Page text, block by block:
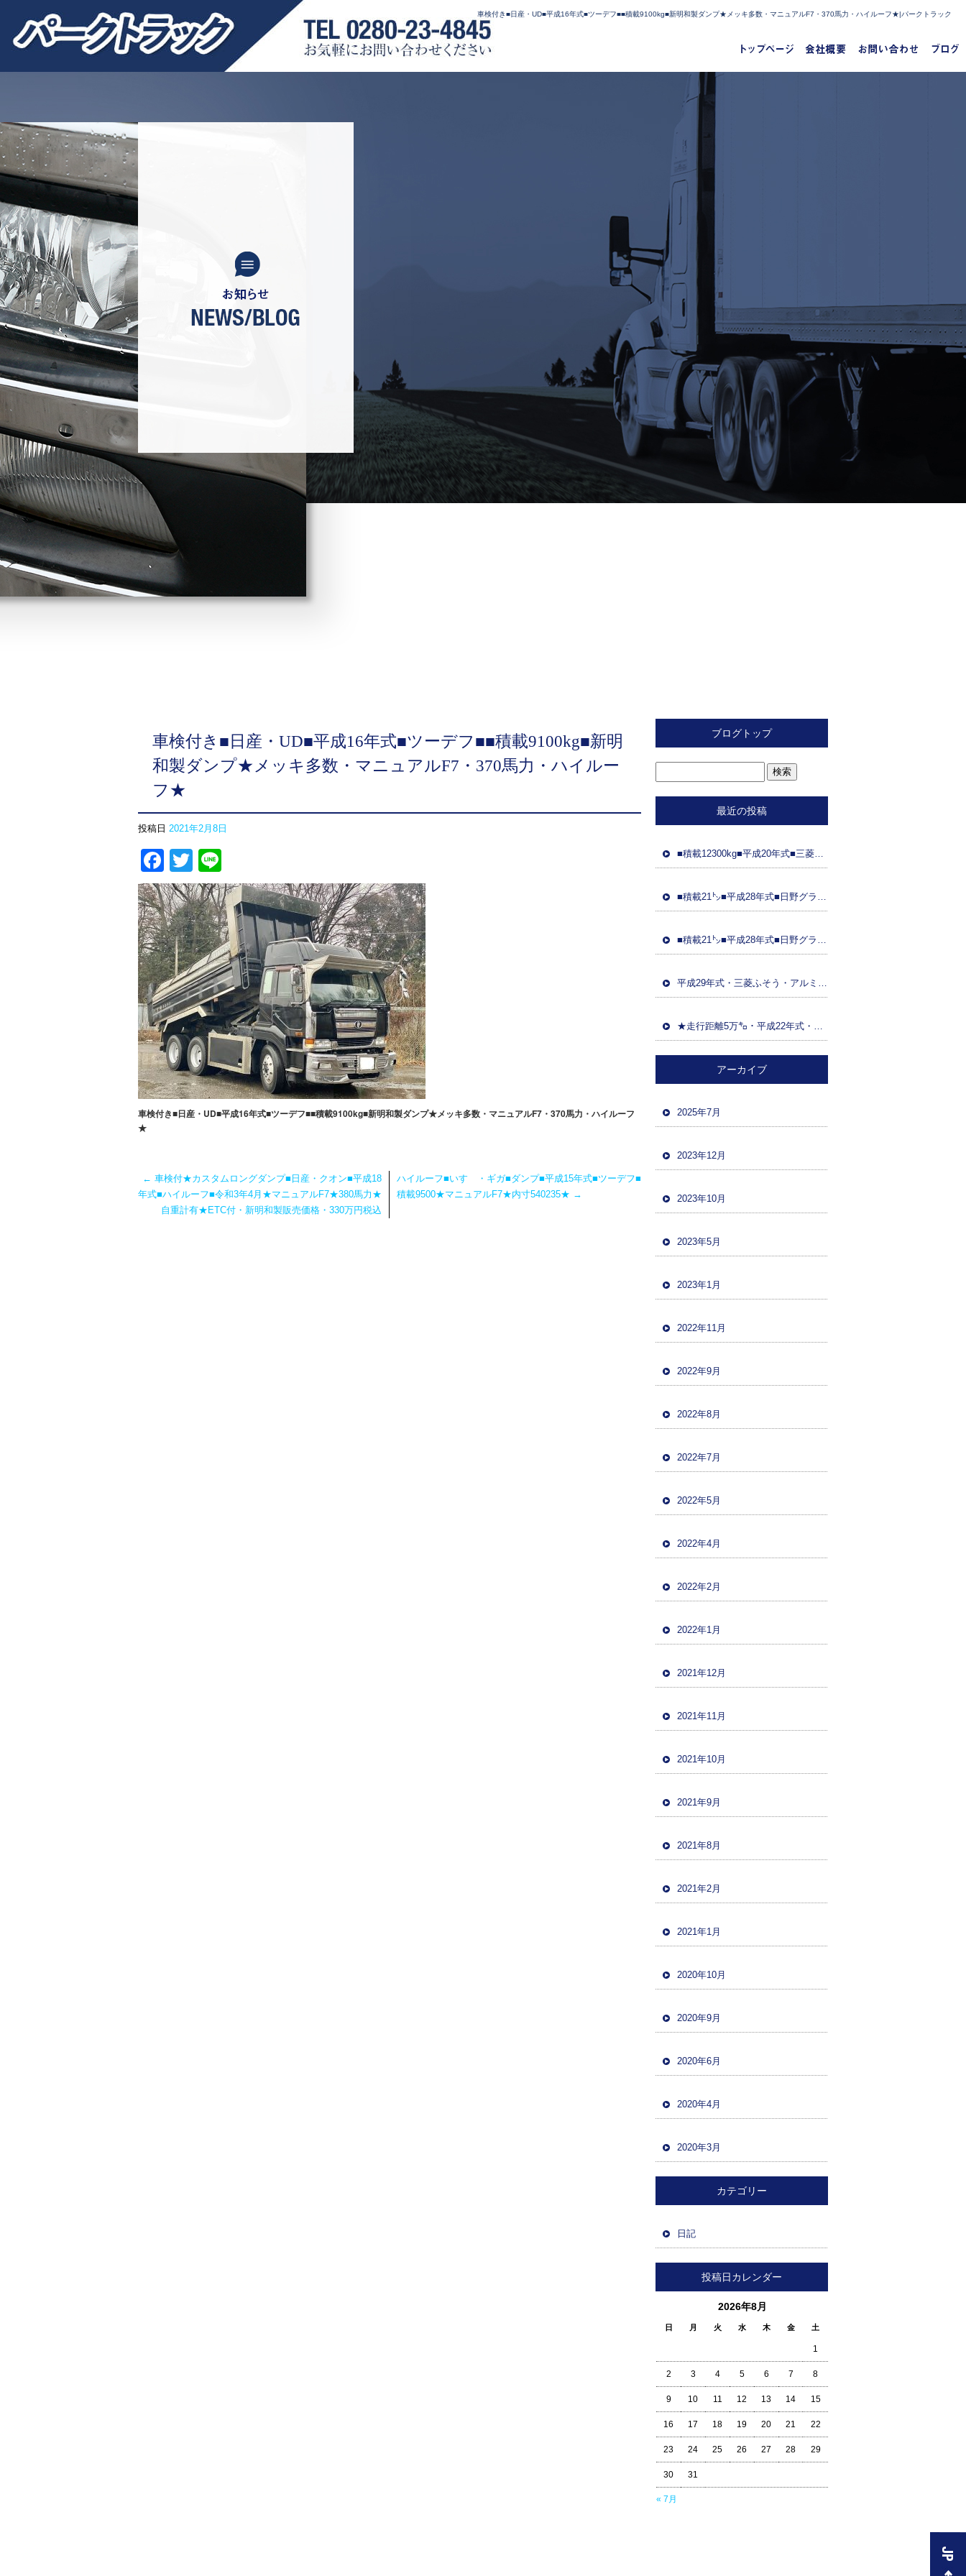
車検付き■日産・UD■平成16年式■ツーデフ■■積載9100kg■新明和製ダンプ★メッキ多数・マニュアルF7・370馬力・ハイルーフ★|パークトラック
車検付き■日産・UD■平成16年式■ツーデフ■■積載9100kg■新明
和製ダンプ★メッキ多数・マニュアルF7・370馬力・ハイルー
フ★
投稿日 2021年2月8日
Facebook
Twitter
車検付き■日産・UD■平成16年式■ツーデフ■■積載9100kg■新明和製ダンプ★メッキ多数・マニュアルF7・370馬力・ハイルーフ
★
← 車検付★カスタムロングダンプ■日産・クオン■平成18
年式■ハイルーフ■令和3年4月★マニュアルF7★380馬力★
自重計有★ETC付・新明和製販売価格・330万円税込
ハイルーフ■いすゞ・ギガ■ダンプ■平成15年式■ツーデフ■
積載9500★マニュアルF7★内寸540235★ →
ブログトップ
最近の投稿
■積載12300kg■平成20年式■三菱ふそう■スライド重機運搬車■距離89万㌔■ラジコン■フジタ製ボディ■ 車検令和8年2月26日■国産エンジン
■積載21㌧■平成28年式■日野グラプロ■平成28年式トレーラーダンプセット(コボレーン付)■車検8年3月21日■距離48万㌔■ETC■土砂ダンプ
■積載21㌧■平成28年式■日野グラプ■平成28年式トレーラーダンプセット(コボレーン)■車検8年3月31日■距離95万㌔■ドラレコ■土砂ダンプ
平成29年式・三菱ふそう・アルミウイング(日本トレクス)・マニュアルF7・積載13600kg・距離86万㌔・380馬力・バックカメラ
★走行距離5万㌔・平成22年式・三菱ファイター・ハイジャッキセルフローダー・車検令和5年12月・バックカメラ・ツーデフ・積載10700kg★
アーカイブ
2025年7月
2023年12月
2023年10月
2023年5月
2023年1月
2022年11月
2022年9月
2022年8月
2022年7月
2022年5月
2022年4月
2022年2月
2022年1月
2021年12月
2021年11月
2021年10月
2021年9月
2021年8月
2021年2月
2021年1月
2020年10月
2020年9月
2020年6月
2020年4月
2020年3月
カテゴリー
日記
投稿日カレンダー
2026年8月
日 月 火 水 木 金 土
« 7月
1
2 3 4 5 6 7 8
9 10 11 12 13 14 15
16 17 18 19 20 21 22
23 24 25 26 27 28 29
30 31